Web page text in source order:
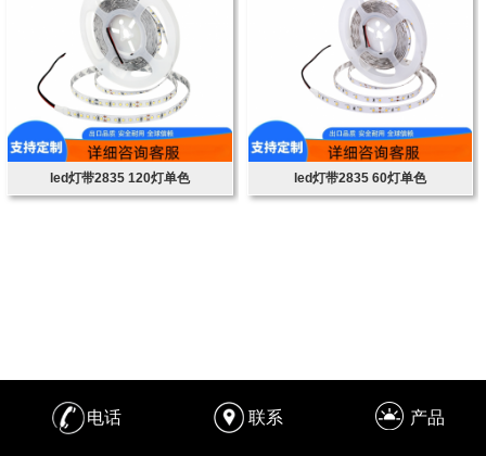
led灯带2835 120灯单色 led灯带2835 60灯单色
电话 联系 产品